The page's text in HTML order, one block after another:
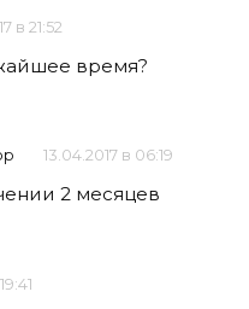
в 21:52
время?
13.04.2017 в 06:19
2 месяцев